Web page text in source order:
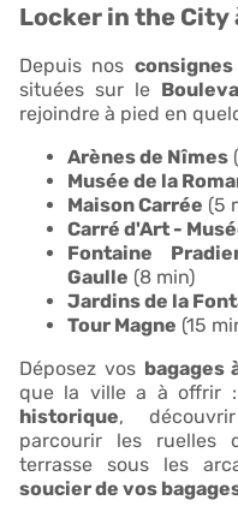
Locker in the City
Depuis nos
situées sur le
rejoindre à pied en
Arènes de Nîmes
Musée de la
Maison Carrée (5
Carré d'Art -
Fontaine
Gaulle (8 min)
Jardins de la
Tour Magne (15
Déposez vos bagages
que la ville a à offrir
historique,
parcourir les ruelles
terrasse sous les
soucier de vos